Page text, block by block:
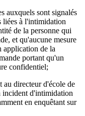
auxquels sont signalés
liées à l'intimidation
de la personne qui
et qu'aucune mesure
application de la
portant qu'un
confidentiel;
directeur d'école de
incident d'intimidation
en enquêtant sur